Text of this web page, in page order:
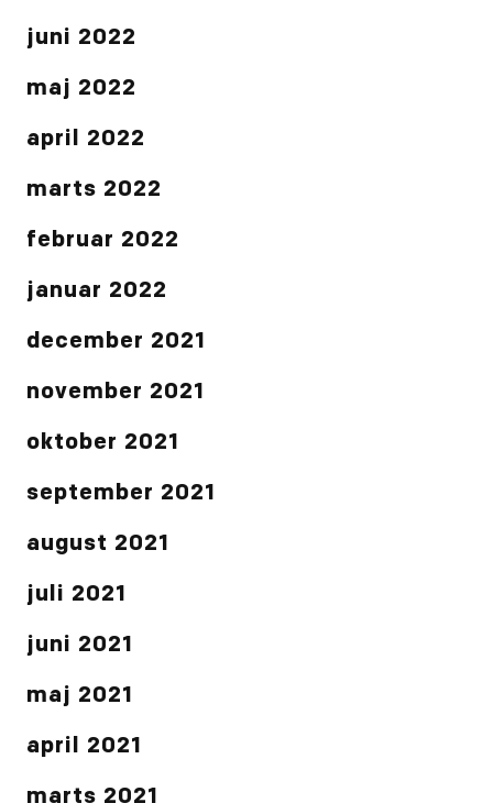
juni 2022
maj 2022
april 2022
marts 2022
februar 2022
januar 2022
december 2021
november 2021
oktober 2021
september 2021
august 2021
juli 2021
juni 2021
maj 2021
april 2021
marts 2021